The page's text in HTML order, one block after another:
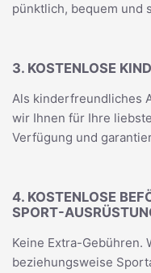
pünktlich, bequem und
3. KOSTENLOSE
Als kinderfreundliches
wir Ihnen für Ihre
Verfügung und
4. KOSTENLOSE
SPORT-
Keine Extra-Gebühren.
beziehungsweise